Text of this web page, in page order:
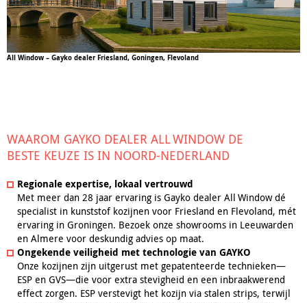
All Window – Gayko dealer Friesland, Goningen, Flevoland
WAAROM GAYKO DEALER ALL WINDOW DE
BESTE KEUZE IS IN NOORD-NEDERLAND
Regionale expertise, lokaal vertrouwd
Met meer dan 28 jaar ervaring is Gayko dealer All Window dé
specialist in kunststof kozijnen voor Friesland en Flevoland, mét
ervaring in Groningen. Bezoek onze showrooms in Leeuwarden
en Almere voor deskundig advies op maat.
Ongekende veiligheid met technologie van GAYKO
Onze kozijnen zijn uitgerust met gepatenteerde technieken—
ESP en GVS—die voor extra stevigheid en een inbraakwerend
effect zorgen. ESP verstevigt het kozijn via stalen strips, terwijl